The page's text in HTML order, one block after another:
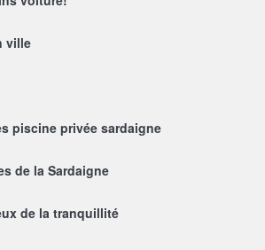
ville
piscine privée sardaigne
de la Sardaigne
de la tranquillité